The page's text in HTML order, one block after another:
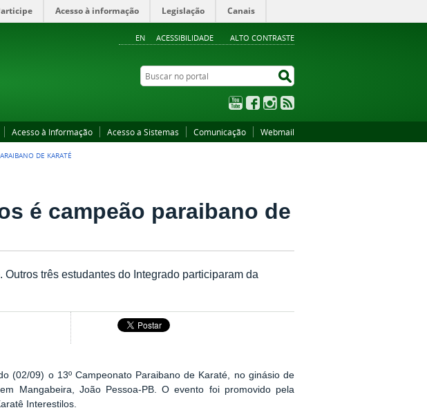
Acesso à informação Legislação Canais
EN ACESSIBILIDADE ALTO CONTRASTE
Buscar no portal
YouTubeFacebookInstagram
Acesso à Informação Acesso a Sistemas Comunicação Webmail
DE KARATÉ
é campeão paraibano de
três estudantes do Integrado participaram da
(02/09) o 13º Campeonato Paraibano de Karaté, no ginásio de
Mangabeira, João Pessoa-PB. O evento foi promovido pela
Interestilos.